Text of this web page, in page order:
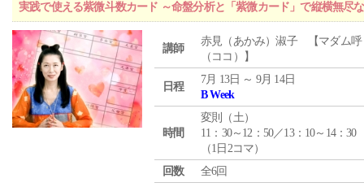
実践で使える紫微斗数カード ～命盤分析と「紫微カード」で縦横無尽
講師
赤見（あかみ）淑子 【マダム呼
（ココ）】
日程
7月 13日 ～ 9月 14日
B Week
時間
変則（土）
11：30～12：50／13：10～14：30
（1日2コマ）
回数
全6回